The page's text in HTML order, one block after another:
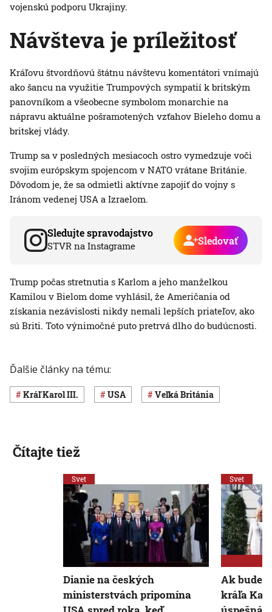
vojenskú podporu Ukrajiny.
Návšteva je príležitosť
Kráľovu štvordňovú štátnu návštevu komentátori vnímajú
ako šancu na využitie Trumpových sympatií k britským
panovníkom a všeobecne symbolom monarchie na
nápravu aktuálne pošramotených vzťahov Bieleho domu a
britskej vlády.
Trump sa v posledných mesiacoch ostro vymedzuje voči
svojim európskym spojencom v NATO vrátane Británie.
Dôvodom je, že sa odmietli aktívne zapojiť do vojny s
Iránom vedenej USA a Izraelom.
Sledujte spravodajstvo
STVR na Instagrame Sledovať
Trump počas stretnutia s Karlom a jeho manželkou
Kamilou v Bielom dome vyhlásil, že Američania od
získania nezávislosti nikdy nemali lepších priateľov, ako
sú Briti. Toto výnimočné puto pretrvá dlho do budúcnosti.
Ďalšie články na tému:
kráľ Karol III. USA Veľká Británia
Čítajte tiež
Svet
Dianie na českých
ministerstvách pripomína
Svet
Ak bude
kráľa